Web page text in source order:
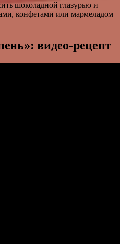
шоколадной глазурью и
конфетами или мармеладом
видео-рецепт